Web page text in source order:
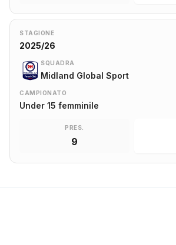
STAGIONE
2025/26
SQUADRA
Midland Global Sport
CAMPIONATO
Under 15 femminile
PRES.
9